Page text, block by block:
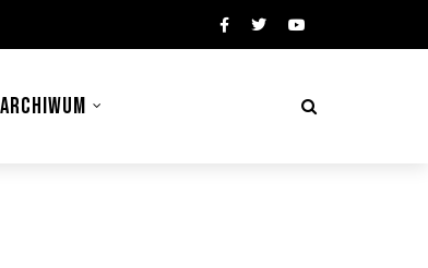
ARCHIWUM